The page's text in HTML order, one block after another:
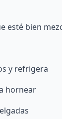
esté bien
y refrigera
hornear